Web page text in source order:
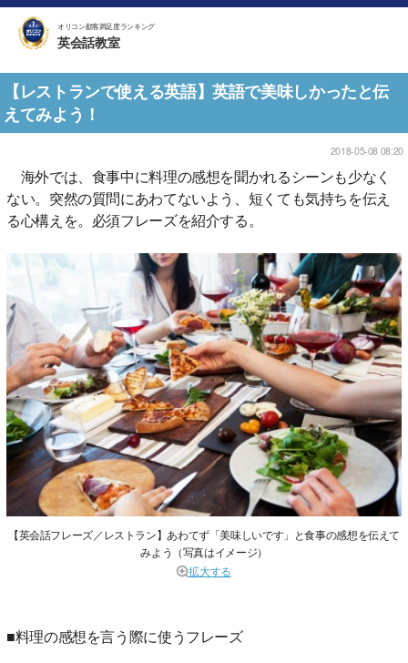
オリコン顧客満足度ランキング
英会話教室
【レストランで使える英語】英語で美味しかったと伝
えてみよう！
2018-05-08 08:20
海外では、食事中に料理の感想を聞かれるシーンも少なく
ない。突然の質問にあわてないよう、短くても気持ちを伝え
る心構えを。必須フレーズを紹介する。
【英会話フレーズ／レストラン】あわてず「美味しいです」と食事の感想を伝えて
みよう（写真はイメージ）
拡大する
■料理の感想を言う際に使うフレーズ